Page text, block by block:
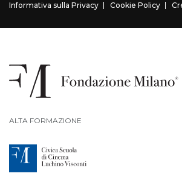
Informativa sulla Privacy
Cookie Policy
ALTA FORMAZIONE